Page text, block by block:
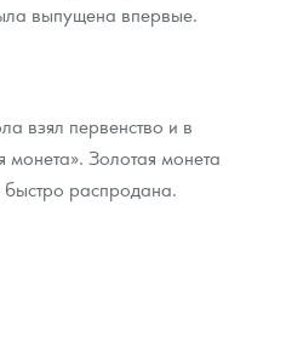
выпущена впервые.
взял первенство и в
Золотая монета
быстро распродана.